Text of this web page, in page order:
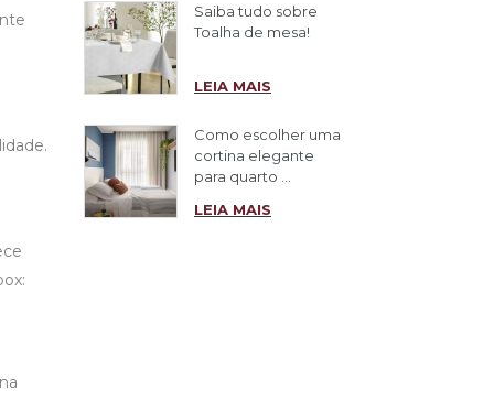
:
Saiba tudo sobre
Toalha de mesa!
LEIA MAIS
Como escolher uma
cortina elegante
para quarto ...
LEIA MAIS